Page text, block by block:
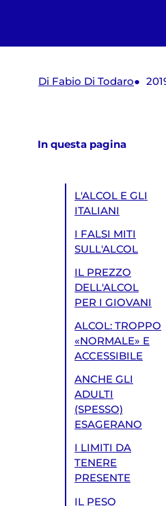
Di Fabio Di Todaro
In questa pagina
L'ALCOL E GLI
ITALIANI
I FALSI MITI
SULL'ALCOL
IL PREZZO
DELL'ALCOL
PER I GIOVANI
ALCOL: TROPPO
«NORMALE» E
ACCESSIBILE
ANCHE GLI
ADULTI
(SPESSO)
ESAGERANO
I LIMITI DA
TENERE
PRESENTE
IL PESO